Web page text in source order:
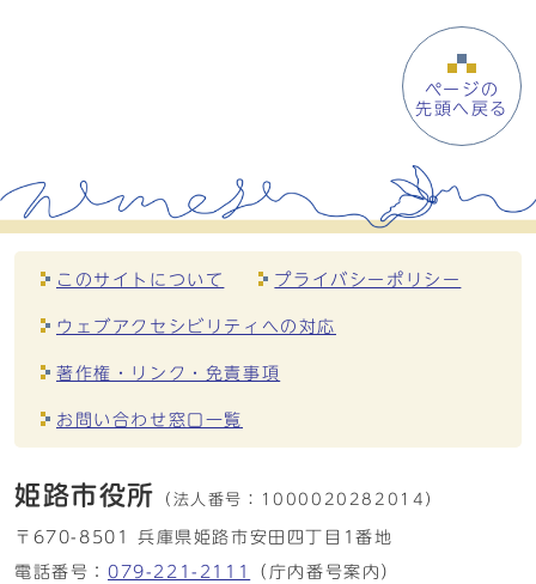
ページの
先頭へ戻る
このサイトについて プライバシーポリシー
ウェブアクセシビリティへの対応
著作権・リンク・免責事項
お問い合わせ窓口一覧
姫路市役所 （法人番号： 1000020282014）
〒670-8501 兵庫県姫路市安田四丁目1番地
電話番号： 079-221-2111 （庁内番号案内）